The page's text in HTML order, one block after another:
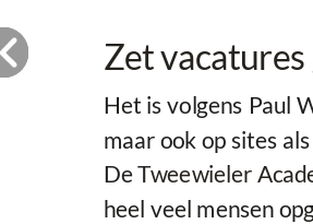
Zet
Het is volgens Paul
maar ook op sites
DeTweewieler
heel veel mensen